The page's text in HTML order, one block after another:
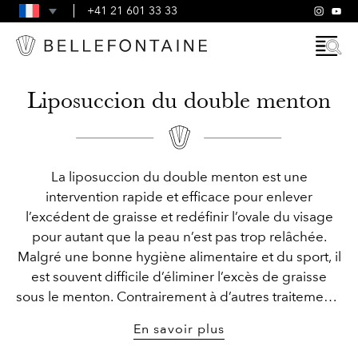
FAQ
CONDITIONS GÉNÉRALES
+41 21 601 33 33
Liposuccion du double menton
La liposuccion du double menton est une
intervention rapide et efficace pour enlever
l’excédent de graisse et redéfinir l’ovale du visage
pour autant que la peau n’est pas trop relâchée.
Malgré une bonne hygiène alimentaire et du sport, il
est souvent difficile d’éliminer l’excès de graisse
sous le menton. Contrairement à d’autres traitements
permet d’enlever rapidement presque toute la
En savoir plus